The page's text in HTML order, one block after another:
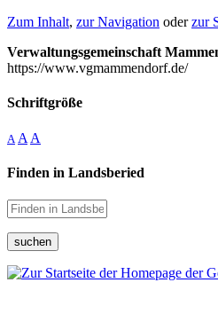
Zum Inhalt, zur Navigation oderzur
Verwaltungsgemeinschaft
https://www.vgmammendorf.de/
Schriftgröße
A A A
Finden in Landsberied
suchen